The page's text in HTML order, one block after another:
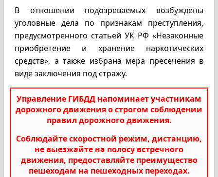
В отношении подозреваемых возбуждены
уголовные дела по признакам преступления,
предусмотренного статьей УК РФ «Незаконные
приобретение и хранение наркотических
средств», а также избрана мера пресечения в
виде заключения под стражу.
Управление ГИБДД напоминает участникам
дорожного движения о строгом соблюдении
правил дорожного движения.
Соблюдайте скоростной режим, дистанцию,
не выезжайте на полосу встречного
движения, предоставляйте преимущество
пешеходам на пешеходных переходах.